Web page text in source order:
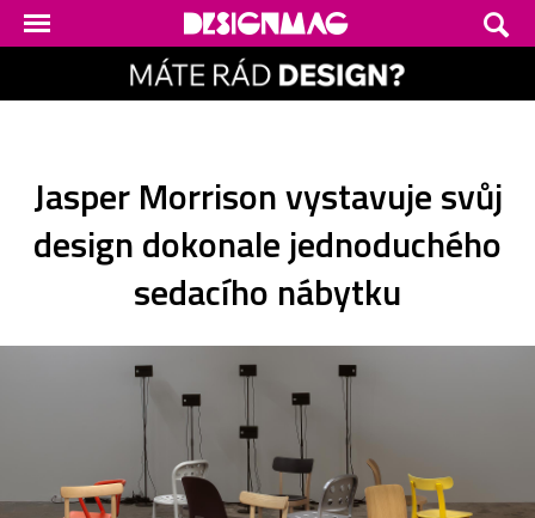
Jasper Morrison vystavuje svůj
design dokonale jednoduchého
sedacího nábytku